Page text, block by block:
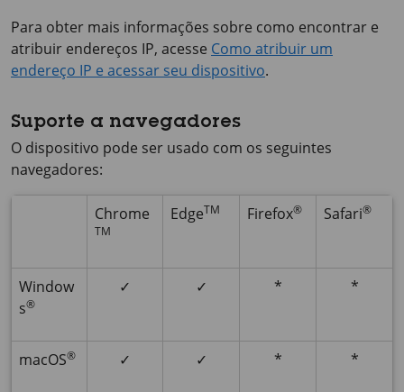
Para obter mais informações sobre como encontrar e
atribuir endereços IP, acesse Como atribuir um
endereço IP e acessar seu dispositivo.
Suporte a navegadores
O dispositivo pode ser usado com os seguintes
navegadores:
Chrome
TM
EdgeTM Firefox® Safari®
Window
s®
✓ ✓ * *
macOS® ✓ ✓ * *